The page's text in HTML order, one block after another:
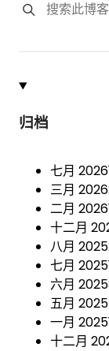
归档
七月 2026
三月 2026
二月 2026
十二月
八月 2025
七月 2025
六月 2025
五月 2025
一月 2025
十二月